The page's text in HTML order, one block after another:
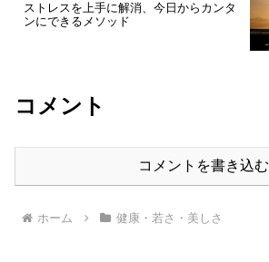
ストレスを上手に解消、今日からカンタ
ンにできるメソッド
コメント
コメントを書き込む
ホーム 健康・若さ・美しさ